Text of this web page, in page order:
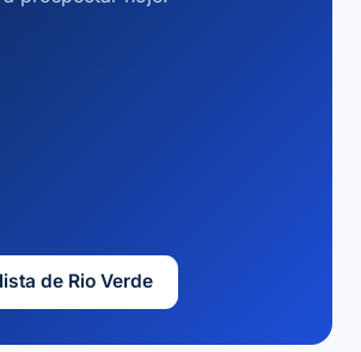
de Rio Verde